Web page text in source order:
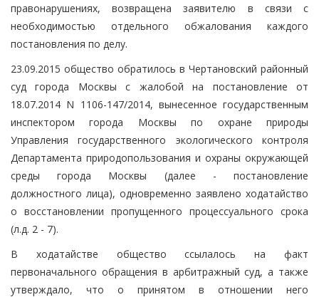
правонарушениях, возвращена заявителю в связи с
необходимостью отдельного обжалования каждого
постановления по делу.
23.09.2015 общество обратилось в Чертановский районный
суд города Москвы с жалобой на постановление от
18.07.2014 N 1106-147/2014, вынесенное государственным
инспектором города Москвы по охране природы
Управления государственного экологического контроля
Департамента природопользования и охраны окружающей
среды города Москвы (далее - постановление
должностного лица), одновременно заявлено ходатайство
о восстановлении пропущенного процессуального срока
(л.д. 2 - 7).
В ходатайстве общество ссылалось на факт
первоначального обращения в арбитражный суд, а также
утверждало, что о принятом в отношении него